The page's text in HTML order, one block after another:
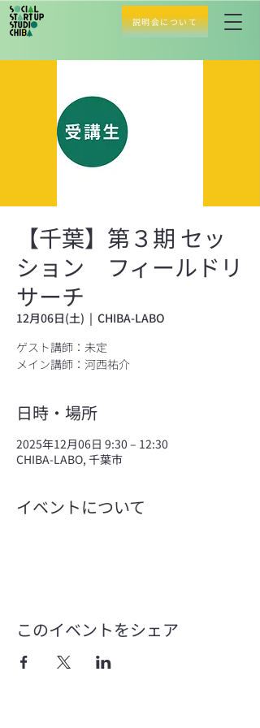
説明会について
【千葉】第３期 セッ
ション フィールドリ
サーチ
12月06日(土)
  |
CHIBA-LABO
ゲスト講師：未定
メイン講師：河西祐介
日時・場所
2025年12月06日 9:30 – 12:30
CHIBA-LABO, 千葉市
イベントについて
このイベントをシェア